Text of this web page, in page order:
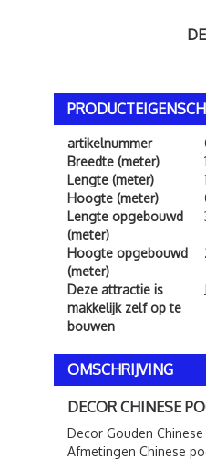
artikelnummer
Breedte (meter)
Lengte (meter)
Hoogte (meter)
Lengte opgebouwd
(meter)
Hoogte opgebouwd
(meter)
Deze attractie is
makkelijk zelf op te
bouwen
OMSCHRIJVING
DECOR CHINESE
Decor Gouden
Afmetingen Chinese